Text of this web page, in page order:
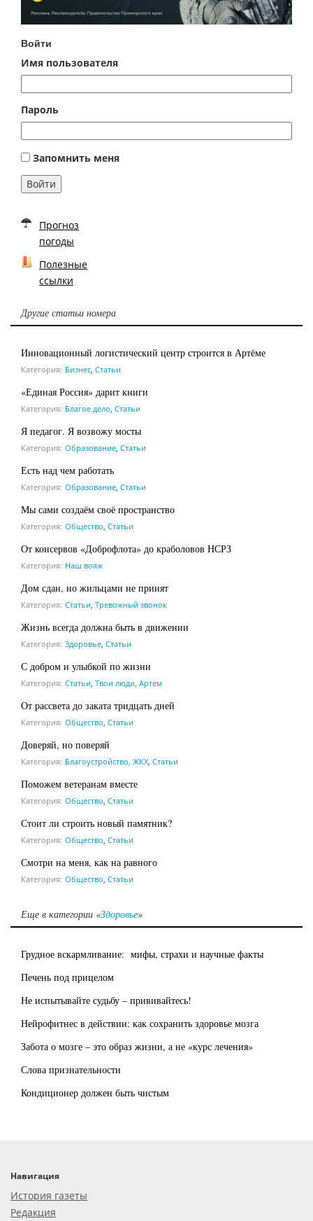
Войти
Имя пользователя
Пароль
Запомнить меня
Войти
Прогноз
погоды
Полезные
ссылки
Другие статьи номера
Инновационный логистический центр строится в Артёме
Категория: Бизнес Статьи
«Единая Россия» дарит книги
Категория: Благое дело Статьи
Я педагог. Я возвожу мосты
Категория: Образование Статьи
Есть над чем работать
Категория: Образование Статьи
Мы сами создаём своё пространство
Категория: Общество Статьи
От консервов «Доброфлота» до краболовов НСРЗ
Категория: Наш вояж
Дом сдан, но жильцами не принят
Категория: Статьи Тревожный звонок
Жизнь всегда должна быть в движении
Категория: Здоровье Статьи
С добром и улыбкой по жизни
Категория: Статьи Твои люди, Артем
От рассвета до заката тридцать дней
Категория: Общество Статьи
Доверяй, но поверяй
Категория: Благоустройство, ЖКХ Статьи
Поможем ветеранам вместе
Категория: Общество Статьи
Стоит ли строить новый памятник?
Категория: Общество Статьи
Смотри на меня, как на равного
Категория: Общество Статьи
Еще в категории «Здоровье»
Грудное вскармливание: мифы, страхи и научные факты
Печень под прицелом
Не испытывайте судьбу – прививайтесь!
Нейрофитнес в действии: как сохранить здоровье мозга
Забота о мозге – это образ жизни, а не «курс лечения»
Слова признательности
Кондиционер должен быть чистым
Навигация
История газеты
Редакция